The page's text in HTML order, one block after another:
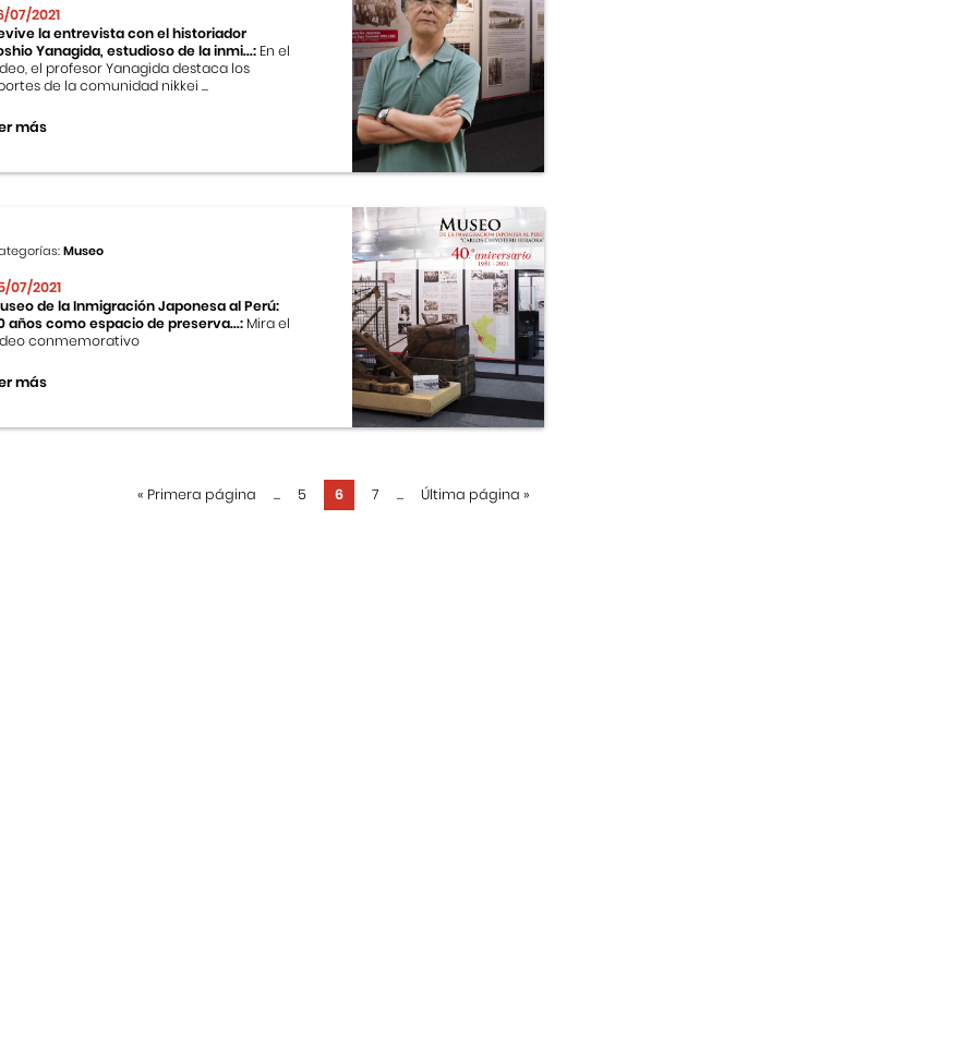
07/2021
la entrevista con el historiador
Yanagida, estudioso de la inmi...: En el
el profesor Yanagida destaca los
de la comunidad nikkei ...
más
Museo
07/2021
de la Inmigración Japonesa al Perú:
años como espacio de preserva...: Mira el
conmemorativo
más
« Primera página ... 5 6 7 ... Última página »